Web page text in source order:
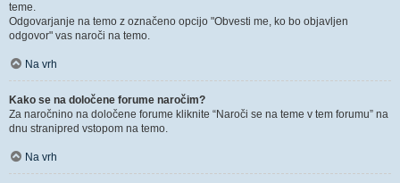
teme.
Odgovarjanje na temo z označeno opcijo "Obvesti me, ko bo objavljen
odgovor" vas naroči na temo.
Na vrh
Kako se na določene forume naročim?
Za naročnino na določene forume kliknite “Naroči se na teme v tem forumu” na
dnu stranipred vstopom na temo.
Na vrh